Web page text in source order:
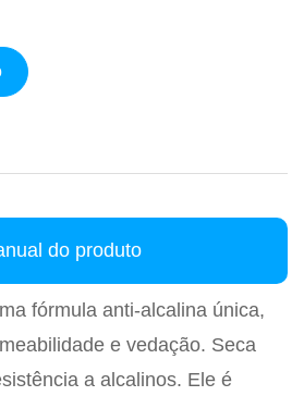
do produto
fórmula anti-alcalina única,
e vedação. Seca
a alcalinos. Ele é